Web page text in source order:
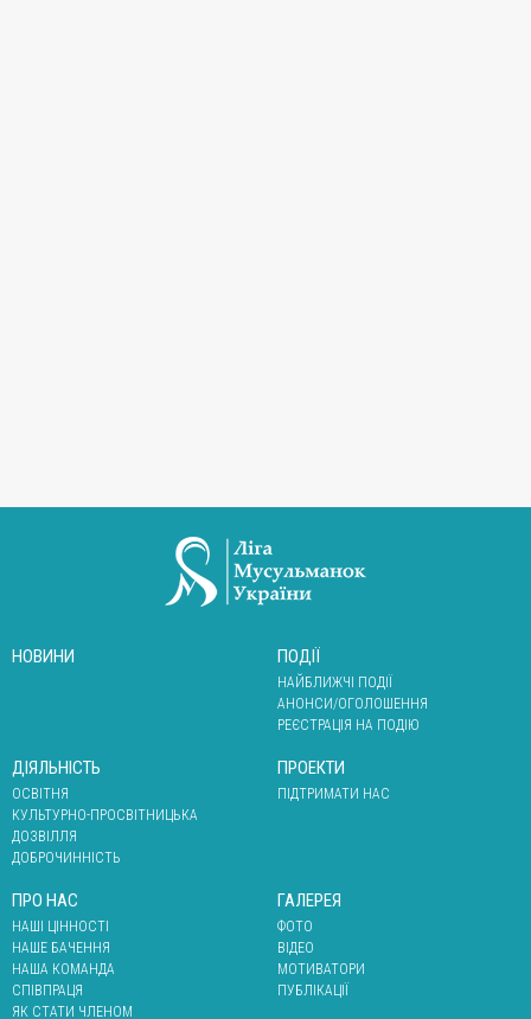
НОВИНИ ПОДІЇ
НАЙБЛИЖЧІ ПОДІЇ
АНОНСИ/ОГОЛОШЕННЯ
РЕЄСТРАЦІЯ НА ПОДІЮ
ДІЯЛЬНІСТЬ
ОСВІТНЯ
КУЛЬТУРНО-ПРОСВІТНИЦЬКА
ДОЗВІЛЛЯ
ДОБРОЧИННІСТЬ
ПРОЕКТИ
ПІДТРИМАТИ НАС
ПРО НАС
НАШІ ЦІННОСТІ
НАШЕ БАЧЕННЯ
НАША КОМАНДА
СПІВПРАЦЯ
ЯК СТАТИ ЧЛЕНОМ
ГАЛЕРЕЯ
ФОТО
ВІДЕО
МОТИВАТОРИ
ПУБЛІКАЦІЇ